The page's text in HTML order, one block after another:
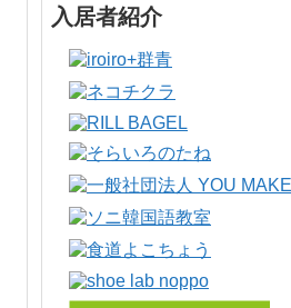
入居者紹介